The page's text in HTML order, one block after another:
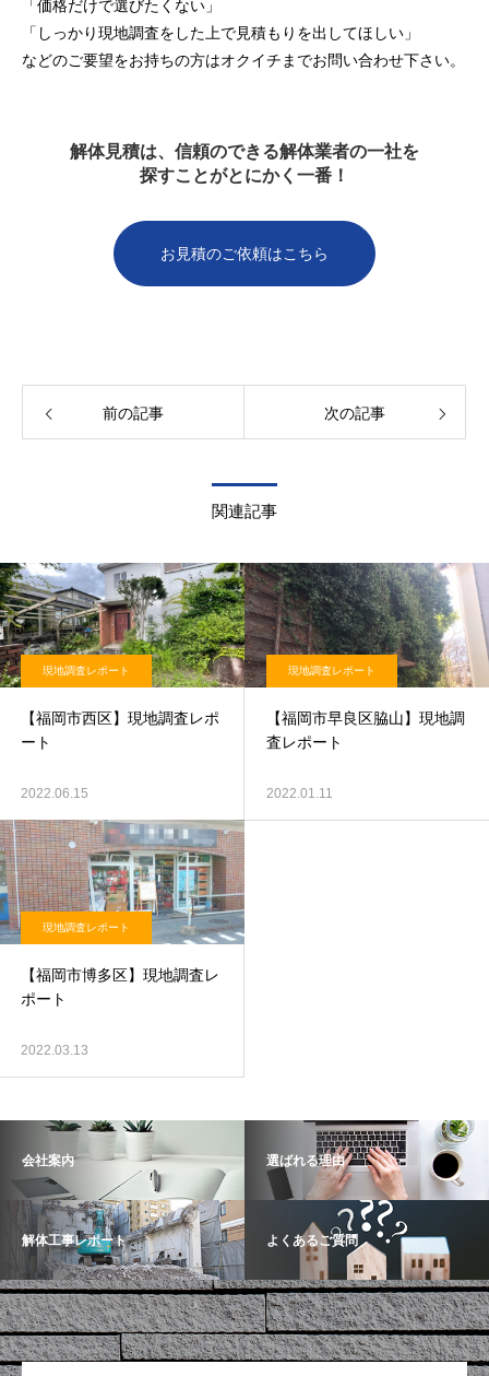
「価格だけで選びたくない」
「しっかり現地調査をした上で見積もりを出してほしい」
などのご要望をお持ちの方はオクイチまでお問い合わせ下さい。
解体見積は、信頼のできる解体業者の一社を
探すことがとにかく一番！
お見積のご依頼はこちら
前の記事 次の記事
関連記事
現地調査レポート
【福岡市西区】現地調査レポ
ート
2022.06.15
現地調査レポート
【福岡市早良区脇山】現地調
査レポート
2022.01.11
現地調査レポート
【福岡市博多区】現地調査レ
ポート
2022.03.13
会社案内 選ばれる理由
解体工事レポート よくあるご質問